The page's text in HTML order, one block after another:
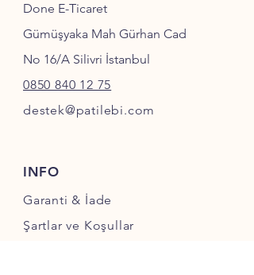
Done E-Ticaret
Gümüşyaka Mah Gürhan Cad
No 16/A Silivri İstanbul
0850 840 12 75
destek@patilebi.com
INFO
Garanti & İade
Şartlar ve Koşullar